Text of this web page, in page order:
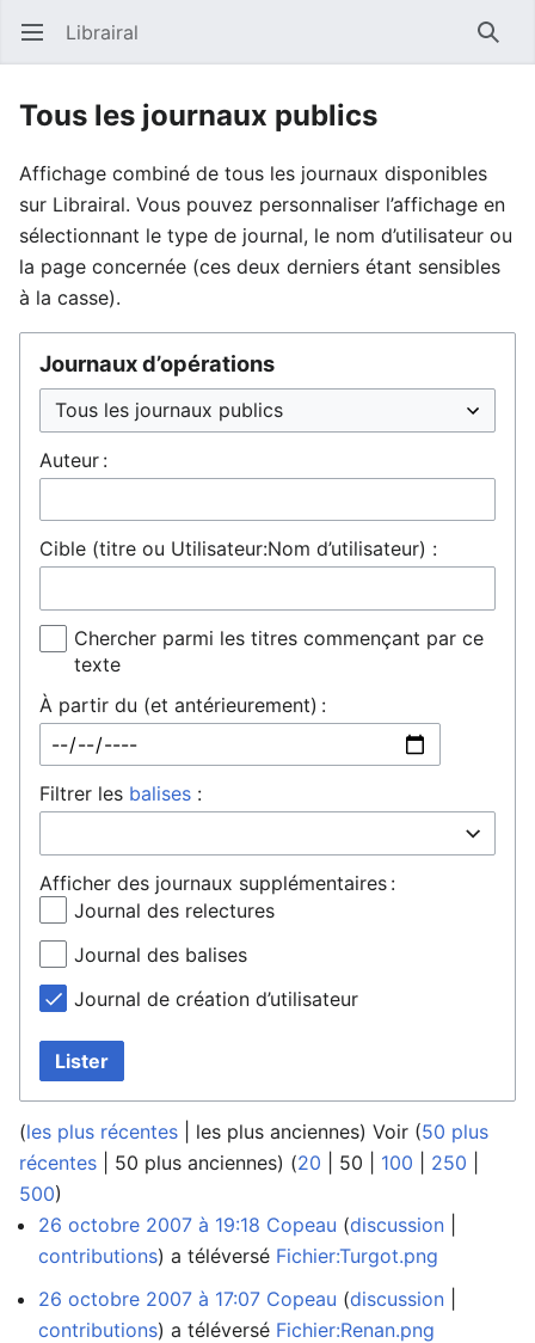
Ouvrir le menu principal Librairal
Tous les journaux publics
Affichage combiné de tous les journaux disponibles
sur Librairal. Vous pouvez personnaliser l’affichage en
sélectionnant le type de journal, le nom d’utilisateur ou
la page concernée (ces deux derniers étant sensibles
à la casse).
Journaux d’opérations
Auteur :
Cible (titre ou Utilisateur:Nom d’utilisateur) :
Chercher parmi les titres commençant par ce
texte
À partir du (et antérieurement) :
Filtrer les balises :
Afficher des journaux supplémentaires :
Journal des relectures
Journal des balises
Journal de création d’utilisateur
Lister
(les plus récentes les plus anciennes) Voir (50 plus
récentes
50 plus anciennes) (20 50 100 250
500)
26 octobre 2007 à 19:18 Copeau discussion
contributions a téléversé Fichier:Turgot.png
26 octobre 2007 à 17:07 Copeau discussion
contributions a téléversé Fichier:Renan.png